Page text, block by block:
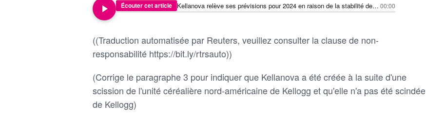
Écouter cet article Kellanova relève ses prévisions pour 2024 en raison de la stabilité de la demande de snacks en Amérique du Nord 00:00
((Traduction automatisée par Reuters, veuillez consulter la clause de non-
responsabilité https://bit.ly/rtrsauto))
(Corrige le paragraphe 3 pour indiquer que Kellanova a été créée à la suite d'une
scission de l'unité céréalière nord-américaine de Kellogg et qu'elle n'a pas été scindée
de Kellogg)